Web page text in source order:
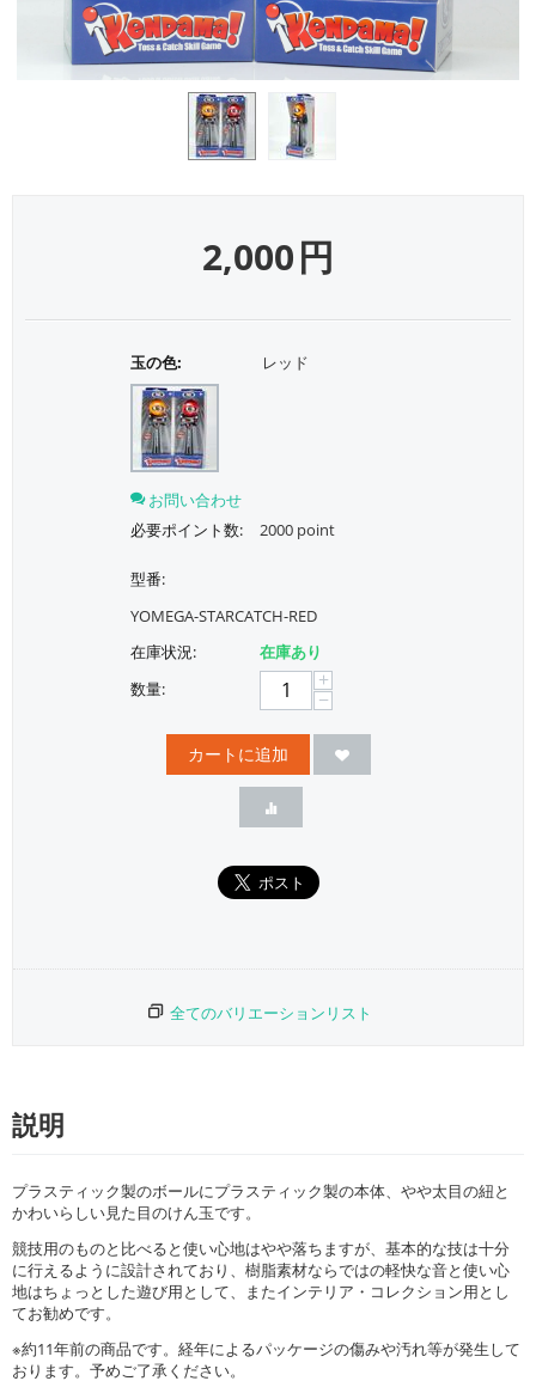
2,000円
玉の色: レッド
お問い合わせ
必要ポイント数:
2000 point
型番:
YOMEGA-STARCATCH-RED
在庫状況:
在庫あり
数量:
+
−
カートに追加
全てのバリエーションリスト
説明
プラスティック製のボールにプラスティック製の本体、やや太目の紐と
かわいらしい見た目のけん玉です。
競技用のものと比べると使い心地はやや落ちますが、基本的な技は十分
に行えるように設計されており、樹脂素材ならではの軽快な音と使い心
地はちょっとした遊び用として、またインテリア・コレクション用とし
てお勧めです。
※約11年前の商品です。経年によるパッケージの傷みや汚れ等が発生して
おります。予めご了承ください。